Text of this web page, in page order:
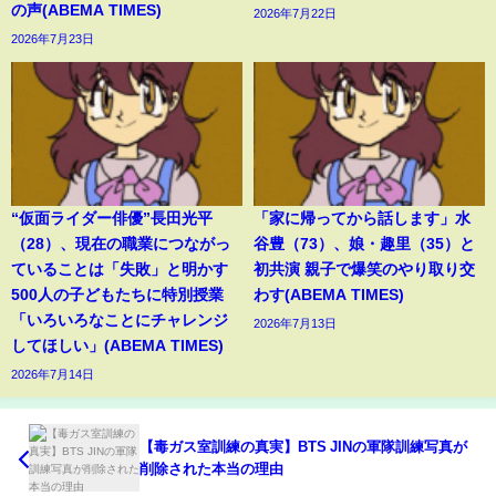
の声(ABEMA TIMES)
2026年7月23日
2026年7月22日
“仮面ライダー俳優”長田光平
（28）、現在の職業につながっ
ていることは「失敗」と明かす
500人の子どもたちに特別授業
「いろいろなことにチャレンジ
してほしい」(ABEMA TIMES)
2026年7月14日
「家に帰ってから話します」水
谷豊（73）、娘・趣里（35）と
初共演 親子で爆笑のやり取り交
わす(ABEMA TIMES)
2026年7月13日
【毒ガス室訓練の真実】BTS JINの軍隊訓練写真が
削除された本当の理由